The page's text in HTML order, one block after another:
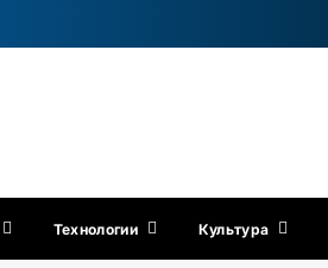
Технологии Культура